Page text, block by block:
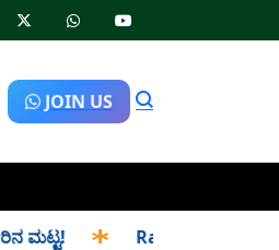
JOIN US
✱
Ration Distribution-